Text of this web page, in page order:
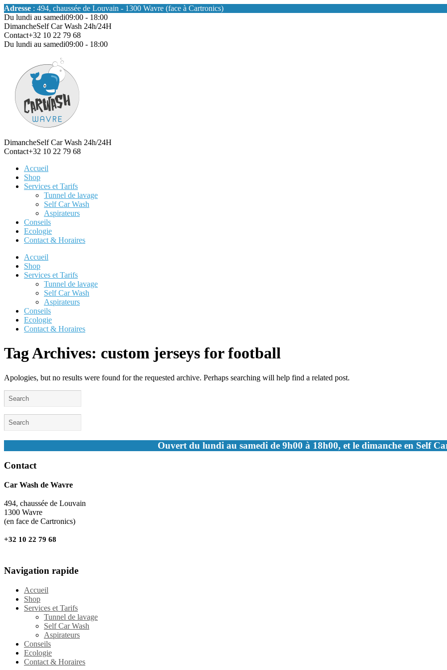
Adresse : 494, chaussée de Louvain - 1300 Wavre (face à Cartronics)
Du lundi au samedi09:00 - 18:00
DimancheSelf Car Wash 24h/24H
Contact+32 10 22 79 68
Du lundi au samedi09:00 - 18:00
DimancheSelf Car Wash 24h/24H
Contact+32 10 22 79 68
Accueil
Shop
Services et Tarifs
Tunnel de lavage
Self Car Wash
Aspirateurs
Conseils
Ecologie
Contact & Horaires
Accueil
Shop
Services et Tarifs
Tunnel de lavage
Self Car Wash
Aspirateurs
Conseils
Ecologie
Contact & Horaires
Tag Archives: custom jerseys for football
Apologies, but no results were found for the requested archive. Perhaps searching will help find a related post.
Ouvert du lundi au samedi de 9h00 à 18h00, et le dimanche en Self
Contact
Car Wash de Wavre
494, chaussée de Louvain
1300 Wavre
(en face de Cartronics)
+32 10 22 79 68
Navigation rapide
Accueil
Shop
Services et Tarifs
Tunnel de lavage
Self Car Wash
Aspirateurs
Conseils
Ecologie
Contact & Horaires